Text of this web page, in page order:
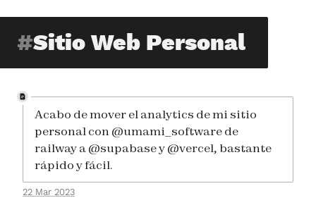
Sitio Web Personal
Acabo de mover el analytics de mi sitio
personal con @umami_software de
railway a @supabase y @vercel, bastante
rápido y fácil.
22 Mar 2023